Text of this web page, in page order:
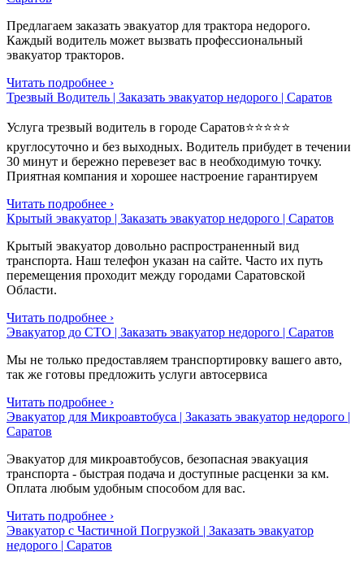
Предлагаем заказать эвакуатор для трактора недорого.
Каждый водитель может вызвать профессиональный
эвакуатор тракторов.
Читать подробнее ›
Трезвый Водитель | Заказать эвакуатор недорого | Саратов
Услуга трезвый водитель в городе Саратов⭐⭐⭐⭐⭐
круглосуточно и без выходных. Водитель прибудет в течении
30 минут и бережно перевезет вас в необходимую точку.
Приятная компания и хорошее настроение гарантируем
Читать подробнее ›
Крытый эвакуатор | Заказать эвакуатор недорого | Саратов
Крытый эвакуатор довольно распространенный вид
транспорта. Наш телефон указан на сайте. Часто их путь
перемещения проходит между городами Саратовской
Области.
Читать подробнее ›
Эвакуатор до СТО | Заказать эвакуатор недорого | Саратов
Мы не только предоставляем транспортировку вашего авто,
так же готовы предложить услуги автосервиса
Читать подробнее ›
Эвакуатор для Микроавтобуса | Заказать эвакуатор недорого |
Саратов
Эвакуатор для микроавтобусов, безопасная эвакуация
транспорта - быстрая подача и доступные расценки за км.
Оплата любым удобным способом для вас.
Читать подробнее ›
Эвакуатор с Частичной Погрузкой | Заказать эвакуатор
недорого | Саратов